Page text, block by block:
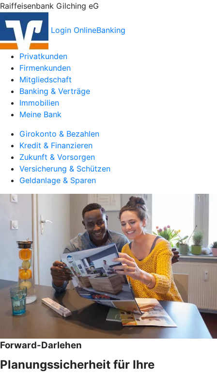
Raiffeisenbank Gilching eG
Login OnlineBanking
Privatkunden
Firmenkunden
Mitgliedschaft
Banking & Verträge
Immobilien
Meine Bank
Girokonto & Bezahlen
Kredit & Finanzieren
Zukunft & Vorsorgen
Versicherung & Schützen
Geldanlage & Sparen
Forward-Darlehen
Planungssicherheit für Ihre